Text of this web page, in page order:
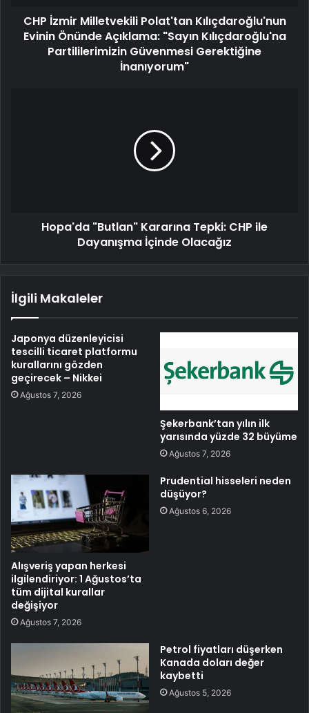
CHP İzmir Milletvekili Polat'tan Kılıçdaroğlu'nun
Evinin Önünde Açıklama: "Sayın Kılıçdaroğlu'na
Partililerimizin Güvenmesi Gerektiğine
İnanıyorum"
Hopa'da "Butlan" Kararına Tepki: CHP ile
Dayanışma İçinde Olacağız
İlgili Makaleler
Japonya düzenleyicisi
tescilli ticaret platformu
kurallarını gözden
geçirecek – Nikkei
Ağustos 7, 2026
Şekerbank’tan yılın ilk
yarısında yüzde 32 büyüme
Ağustos 7, 2026
Alışveriş yapan herkesi
ilgilendiriyor: 1 Ağustos’ta
tüm dijital kurallar
değişiyor
Ağustos 7, 2026
Prudential hisseleri neden
düşüyor?
Ağustos 6, 2026
Petrol fiyatları düşerken
Kanada doları değer
kaybetti
Ağustos 5, 2026